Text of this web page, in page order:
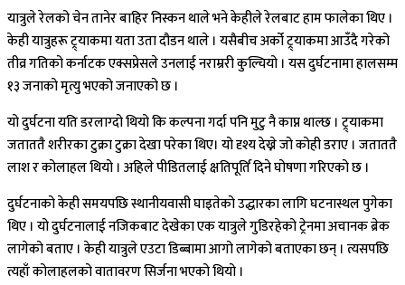
यात्रुले रेलको चेन तानेर बाहिर निस्कन थाले भने केहीले रेलबाट हाम फालेका थिए ।
केही यात्रुहरू ट्र्याकमा यता उता दौडन थाले । यसैबीच अर्को ट्र्याकमा आउँदै गरेको
तीव्र गतिको कर्नाटक एक्सप्रेसले उनलाई नराम्ररी कुल्चियो । यस दुर्घटनामा हालसम्म
१३ जनाको मृत्यु भएको जनाएको छ ।
यो दुर्घटना यति डरलाग्दो थियो कि कल्पना गर्दा पनि मुटु नै काप्न थाल्छ । ट्र्याकमा
जताततै शरीरका टुक्रा टुक्रा देखा परेका थिए। यो दृश्य देख्ने जो कोही डराए । जताततै
लाश र कोलाहल थियो । अहिले पीडितलाई क्षतिपूर्ति दिने घोषणा गरिएको छ ।
दुर्घटनाको केही समयपछि स्थानीयवासी घाइतेको उद्धारका लागि घटनास्थल पुगेका
थिए । यो दुर्घटनालाई नजिकबाट देखेका एक यात्रुले गुडिरहेको ट्रेनमा अचानक ब्रेक
लागेको बताए । केही यात्रुले एउटा डिब्बामा आगो लागेको बताएका छन् । त्यसपछि
त्यहाँ कोलाहलको वातावरण सिर्जना भएको थियो ।